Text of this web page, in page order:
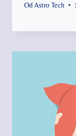
Od Astro Tech